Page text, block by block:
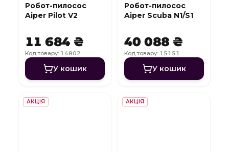
Робот-пилосос
Aiper Pilot V2
11 684 ₴
Код товару: 14802
У кошик
Робот-пилосос
Aiper Scuba N1/S1
40 088 ₴
Код товару: 15151
У кошик
АКЦІЯ АКЦІЯ